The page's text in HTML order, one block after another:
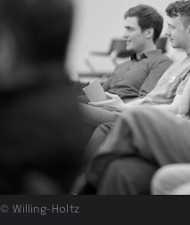
© Willing-Holtz